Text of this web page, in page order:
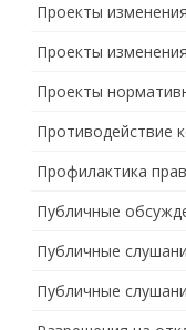
Проекты
Проекты
Проекты
Противодействие
Профилактика
Публичные
Публичные
Публичные